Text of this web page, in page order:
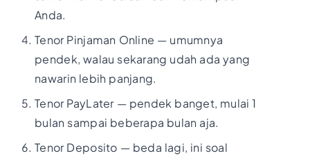
Anda.
Tenor Pinjaman Online — umumnya
pendek, walau sekarang udah ada yang
nawarin lebih panjang.
Tenor PayLater — pendek banget, mulai 1
bulan sampai beberapa bulan aja.
Tenor Deposito — beda lagi, ini soal